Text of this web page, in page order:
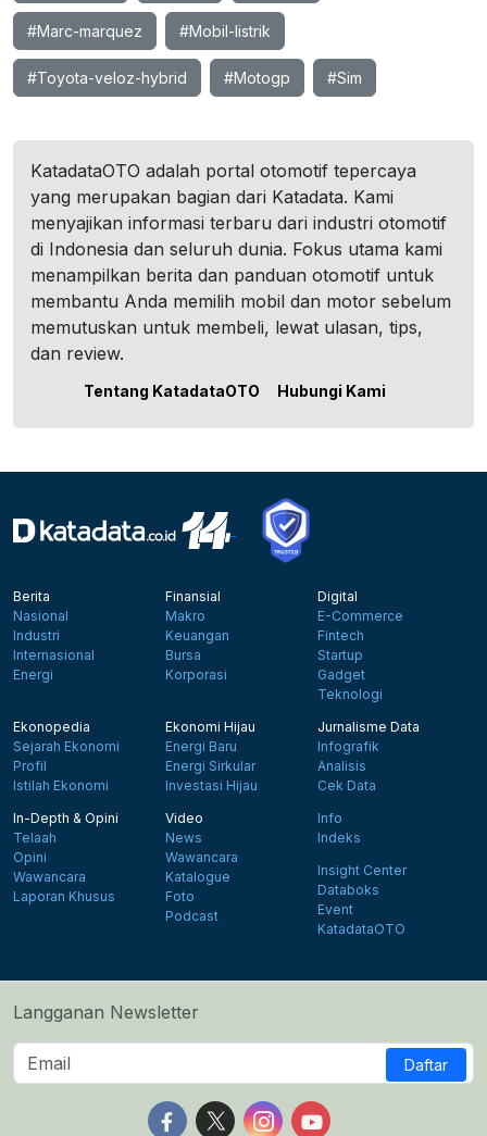
#Marc-marquez #Mobil-listrik
#Toyota-veloz-hybrid #Motogp #Sim
KatadataOTO adalah portal otomotif tepercaya
yang merupakan bagian dari Katadata. Kami
menyajikan informasi terbaru dari industri otomotif
di Indonesia dan seluruh dunia. Fokus utama kami
menampilkan berita dan panduan otomotif untuk
membantu Anda memilih mobil dan motor sebelum
memutuskan untuk membeli, lewat ulasan, tips,
dan review.
Tentang KatadataOTO Hubungi Kami
Berita
Nasional
Industri
Internasional
Energi
Finansial
Makro
Keuangan
Bursa
Korporasi
Digital
E-Commerce
Fintech
Startup
Gadget
Teknologi
Ekonopedia
Sejarah Ekonomi
Profil
Istilah Ekonomi
Ekonomi Hijau
Energi Baru
Energi Sirkular
Investasi Hijau
Jurnalisme Data
Infografik
Analisis
Cek Data
In-Depth & Opini
Telaah
Opini
Wawancara
Laporan Khusus
Video
News
Wawancara
Katalogue
Foto
Podcast
Info
Indeks
Insight Center
Databoks
Event
KatadataOTO
Langganan Newsletter
Daftar
Follow us on Facebook
Follow us on X
Follow us on Instagram
Follow us on